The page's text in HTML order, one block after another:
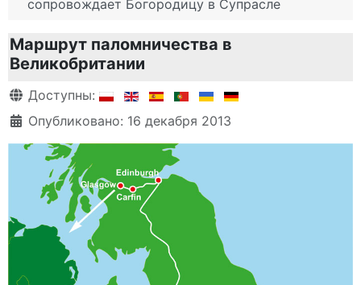
сопровождает Богородицу в Супрасле
Маршрут паломничества в
Великобритании
Информация о материале
Доступны:
Опубликовано: 16 декабря 2013